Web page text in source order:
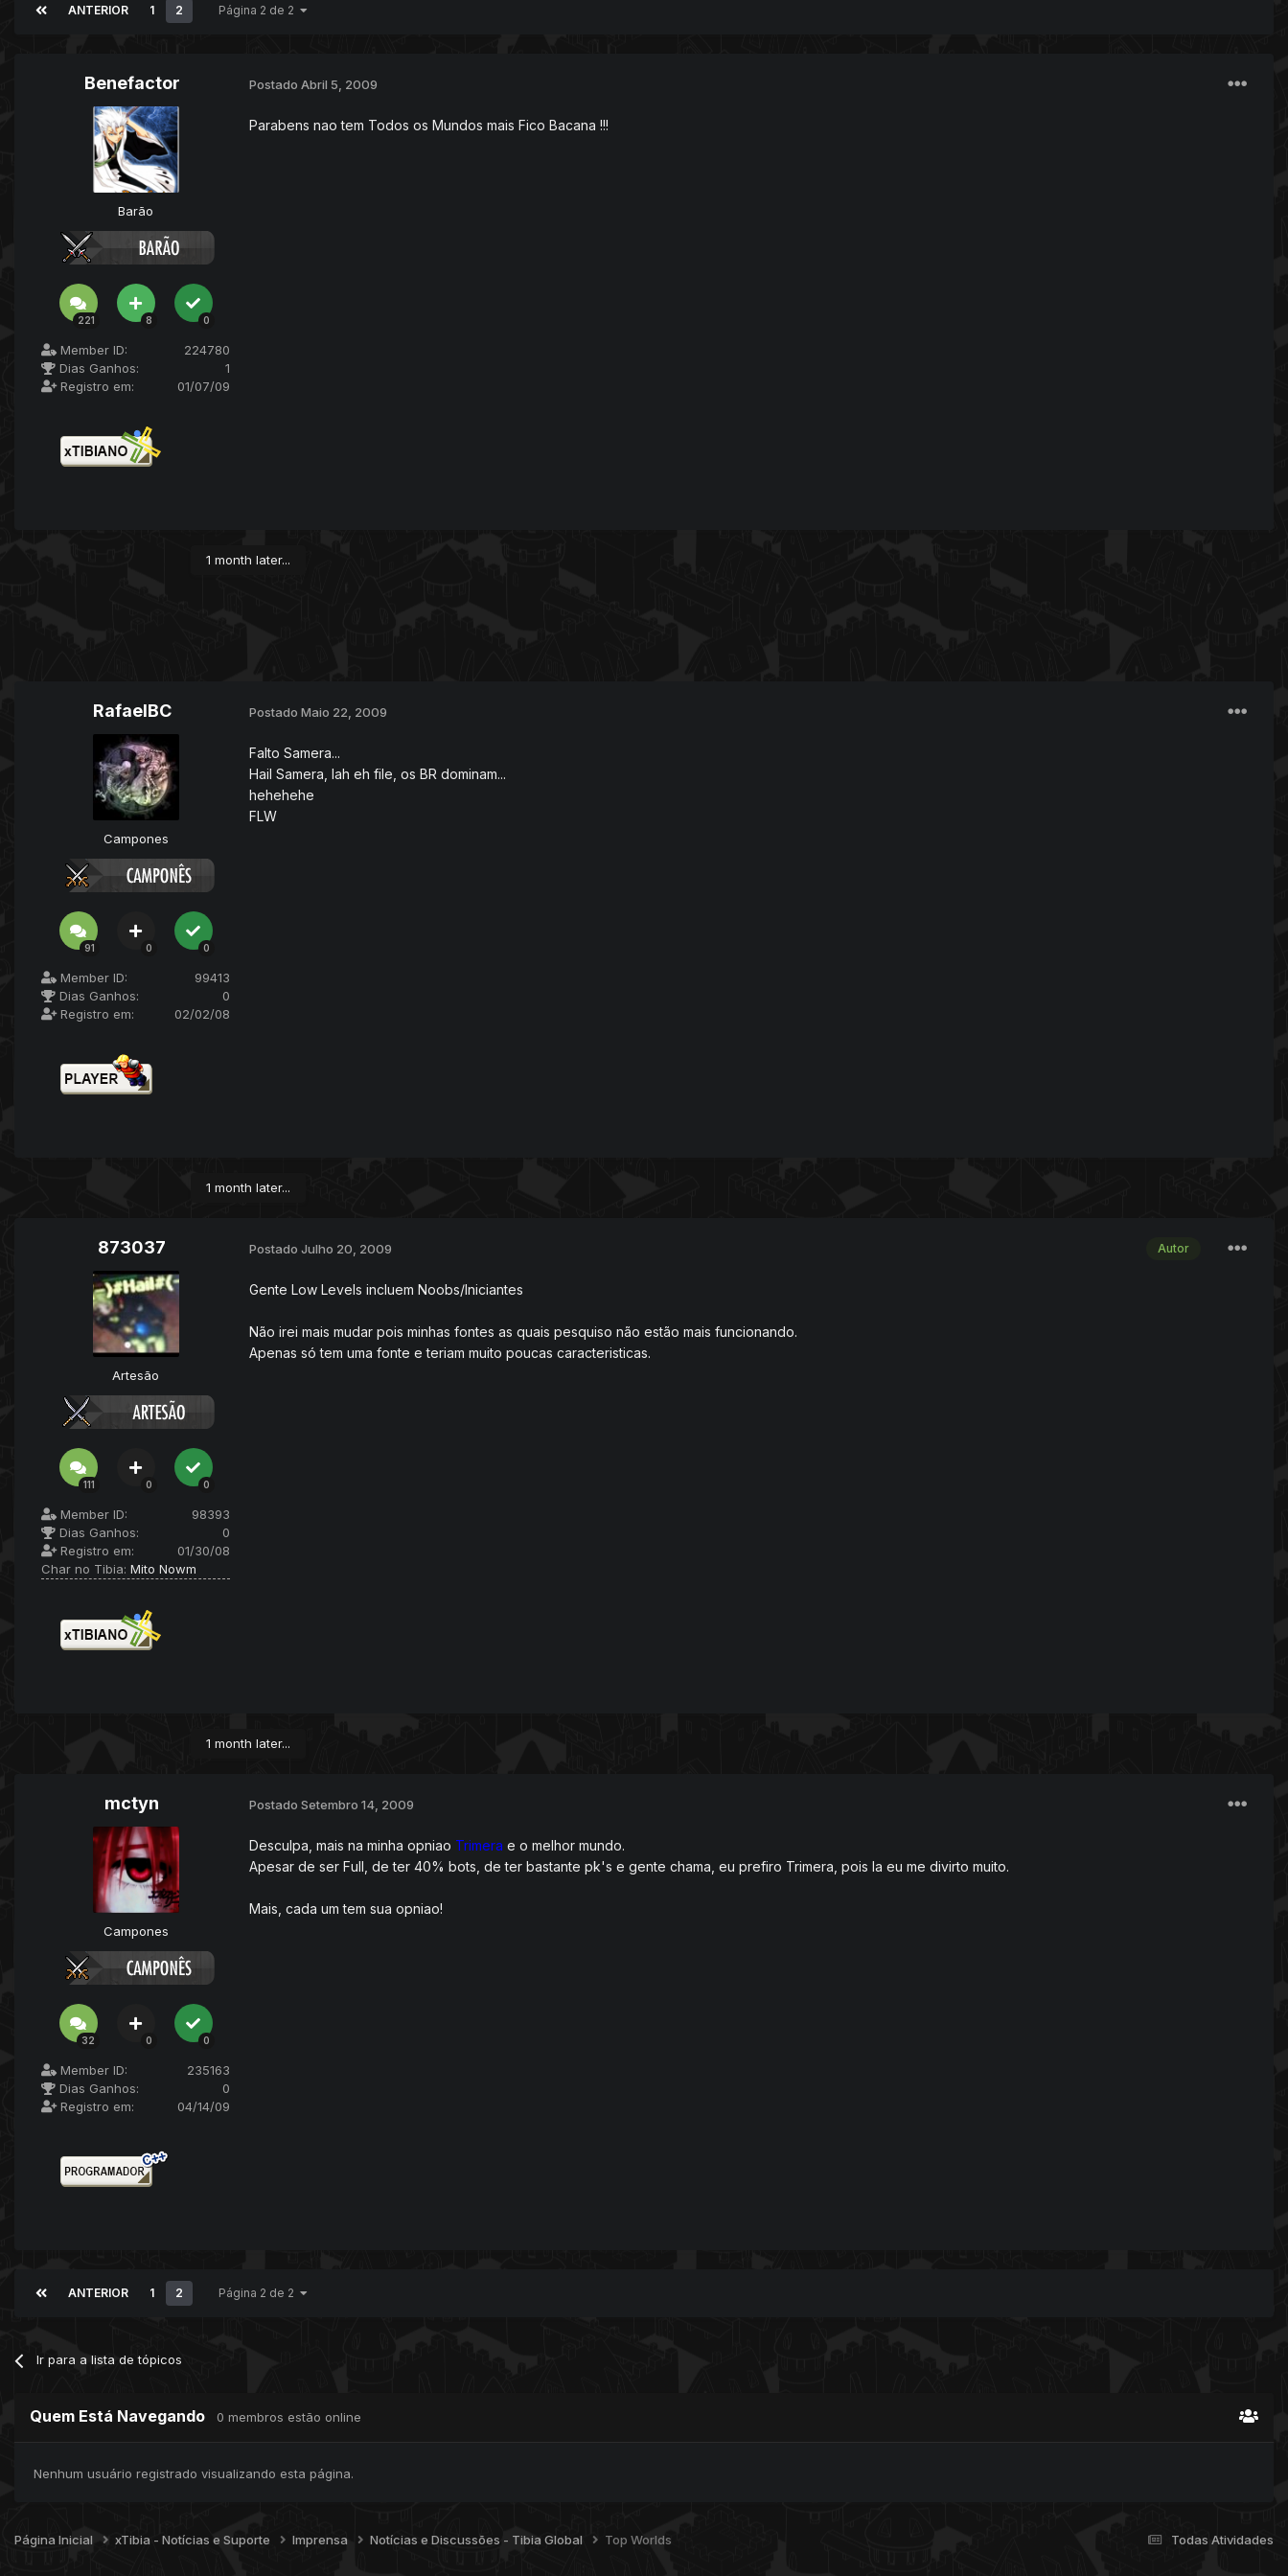
ANTERIOR 1 2 Página 2 de 2
Benefactor
Barão
221 8 0
Member ID:
224780
Dias Ganhos:
1
Registro em:
01/07/09
Postado Abril 5, 2009
Parabens nao tem Todos os Mundos mais Fico Bacana !!!
1 month later...
RafaelBC
Campones
91 0 0
Member ID:
99413
Dias Ganhos:
0
Registro em:
02/02/08
Postado Maio 22, 2009
Falto Samera...
Hail Samera, lah eh file, os BR dominam...
hehehehe
FLW
1 month later...
873037
Artesão
111 0 0
Member ID:
98393
Dias Ganhos:
0
Registro em:
01/30/08
Char no Tibia: Mito Nowm
Autor
Postado Julho 20, 2009
Gente Low Levels incluem Noobs/Iniciantes
Não irei mais mudar pois minhas fontes as quais pesquiso não estão mais funcionando.
Apenas só tem uma fonte e teriam muito poucas caracteristicas.
1 month later...
mctyn
Campones
32 0 0
Member ID:
235163
Dias Ganhos:
0
Registro em:
04/14/09
Postado Setembro 14, 2009
Desculpa, mais na minha opniao Trimera e o melhor mundo.
Apesar de ser Full, de ter 40% bots, de ter bastante pk's e gente chama, eu prefiro Trimera, pois la eu me divirto muito.
Mais, cada um tem sua opniao!
ANTERIOR 1 2 Página 2 de 2
Ir para a lista de tópicos
Quem Está Navegando 0 membros estão online
Nenhum usuário registrado visualizando esta página.
Todas Atividades
Página Inicial xTibia - Notícias e Suporte Imprensa Notícias e Discussões - Tibia Global Top Worlds